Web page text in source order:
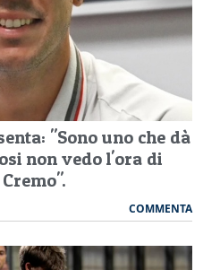
"Sono uno che dà
non vedo l'ora di
COMMENTA